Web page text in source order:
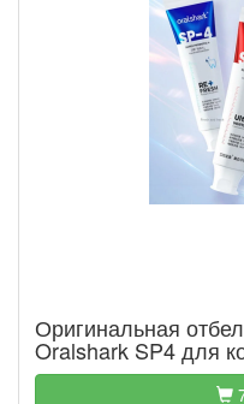
Оригинальная
Oralshark SP4 для